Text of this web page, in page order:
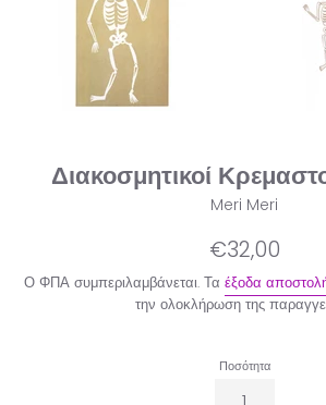
Διακοσμητικοί
Meri Meri
Κανονική
€32,00
Ο ΦΠΑ συμπεριλαμβάνεται. Τα έξοδα
την ολοκλήρωση της
Ποσότητα